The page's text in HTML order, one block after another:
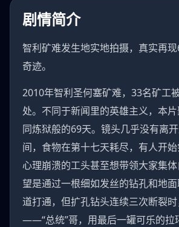
剧情简介
智利矿难发生地实地拍摄，真实再现
奇迹。
2010年智利圣何塞矿难，33名矿工
处。不同于新闻里的英雄主义，本
同炼狱般的69天。镜头几乎没有离
间，食物在第十七天耗尽，有人开始
心理崩溃的工头甚至想带领大家集
望是通过一根细如发丝的钻孔和地
道打通，但扩孔钻头连续三次断裂
——“总统”哥，用最后一罐可乐的拉